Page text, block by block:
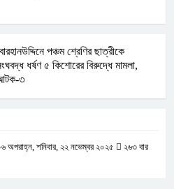
পঞ্চম শ্রেণির ছাত্রীকে
ধর্ষণ ৫ কিশোরের বিরুদ্ধে মামলা,
৩
শনিবার, ২২ নভেম্বর ২০২৫
২৬৩ বার